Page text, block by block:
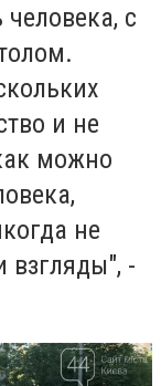
человека, с
и не
можно
не
взгляды", -